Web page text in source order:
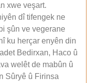
xwe veşart.
dî tifengek ne
şûn ve vegerane
ku herçar enyên din
Bedirxan, Haco û
welêt de mabûn û
Sûryê û Firinsa